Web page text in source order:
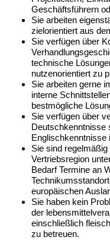
Geschäftsführern
Sie arbeiten
zielorientiert aus
Sie verfügen über
technische
nutzenorientiert zu
Sie arbeiten gerne
interne
bestmögliche
Sie verfügen über
Deutschkenntnisse
Englischkenntnisse
Sie sind
Vertriebsregion
Bedarf Termine an
europäischen
Sie haben kein
der
einschließlich
zu betreuen.